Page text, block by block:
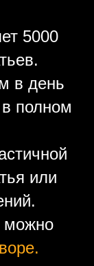
5000
в день
полном
или
можно